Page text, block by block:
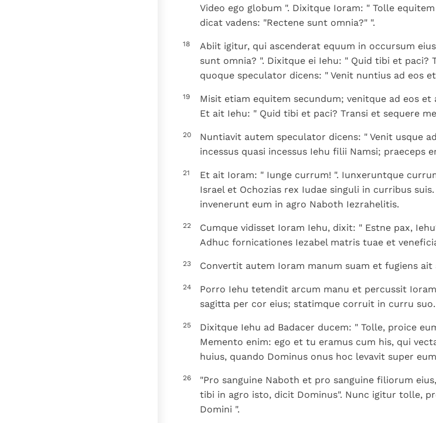
Video ego globum ". Dixitque Ioram: " Tolle
dicat vadens: "Rectene sunt omnia?" ".
18
Abiit igitur, qui ascenderat equum in occursum
sunt omnia? ". Dixitque ei Iehu: " Quid tibi et paci?
quoque speculator dicens: " Venit nuntius ad eos
19
Misit etiam equitem secundum; venitque ad eos et
Et ait Iehu: " Quid tibi et paci? Transi et sequere
20
Nuntiavit autem speculator dicens: " Venit usque
incessus quasi incessus Iehu filii Namsi; praeceps
21
Et ait Ioram: " Iunge currum! ". Iunxeruntque
Israel et Ochozias rex Iudae singuli in curribus
invenerunt eum in agro Naboth Iezrahelitis.
22
Cumque vidisset Ioram Iehu, dixit: " Estne pax,
Adhuc fornicationes Iezabel matris tuae et
23 Convertit autem Ioram manum suam et fugiens ait
24
Porro Iehu tetendit arcum manu et percussit
sagitta per cor eius; statimque corruit in curru suo.
25
Dixitque Iehu ad Badacer ducem: " Tolle, proice
Memento enim: ego et tu eramus cum his, qui
huius, quando Dominus onus hoc levavit super
26
"Pro sanguine Naboth et pro sanguine filiorum
tibi in agro isto, dicit Dominus". Nunc igitur tolle,
Domini ".